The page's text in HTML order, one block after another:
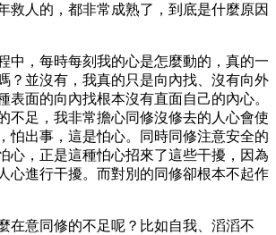
救人的，都非常成熟了，到底是什麼原因
中，每時每刻我的心是怎麼動的，真的一
？並沒有，我真的只是向內找、沒有向外
表面的向內找根本沒有直面自己的內心。
不足，我非常擔心同修沒修去的人心會使
怕出事，這是怕心。同時同修注意安全的
心，正是這種怕心招來了這些干擾，因為
心進行干擾。而對別的同修卻根本不起作
在意同修的不足呢？比如自我、滔滔不